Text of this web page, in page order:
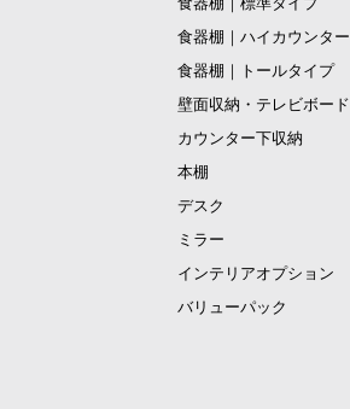
食器棚｜ハイカウンター
食器棚｜トールタイプ
壁面収納・テレビボード
カウンター下収納
本棚
デスク
ミラー
インテリアオプション
バリューパック